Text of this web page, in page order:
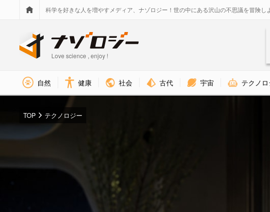
科学を好きな人を増やすメディア、ナゾロジー！世の中にある沢山の不思議を冒険し
Love science , enjoy !
自然 健康 社会 古代 宇宙 テクノ
TOP テクノロジー